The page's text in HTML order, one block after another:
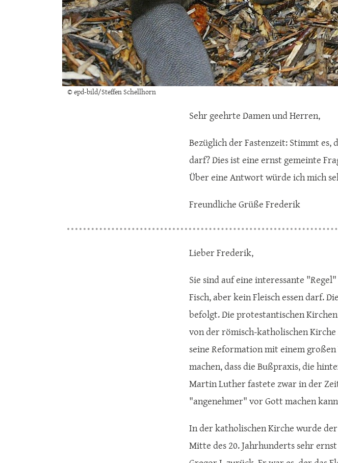
© epd-bild/Steffen Schellhorn
Sehr geehrte Damen und Herren,
Bezüglich der Fastenzeit: Stimmt es,
darf? Dies ist eine ernst gemeinte
Über eine Antwort würde ich mich
Freundliche Grüße Frederik
Lieber Frederik,
Sie sind auf eine interessante
Fisch, aber kein Fleisch essen darf.
befolgt. Die protestantischen
von der römisch-katholischen
seine Reformation mit einem
machen, dass die Bußpraxis, die
Martin Luther fastete zwar in der
"angenehmer" vor Gott machen
In der katholischen Kirche wurde
Mitte des 20. Jahrhunderts sehr